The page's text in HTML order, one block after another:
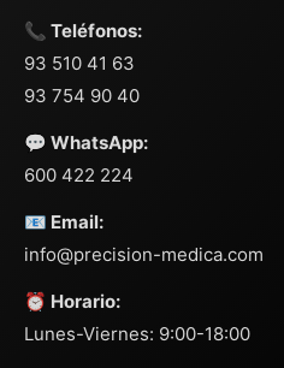
📞 Teléfonos:
93 510 41 63
93 754 90 40
💬 WhatsApp:
600 422 224
📧 Email:
info@precision-medica.com
⏰ Horario:
Lunes-Viernes: 9:00-18:00